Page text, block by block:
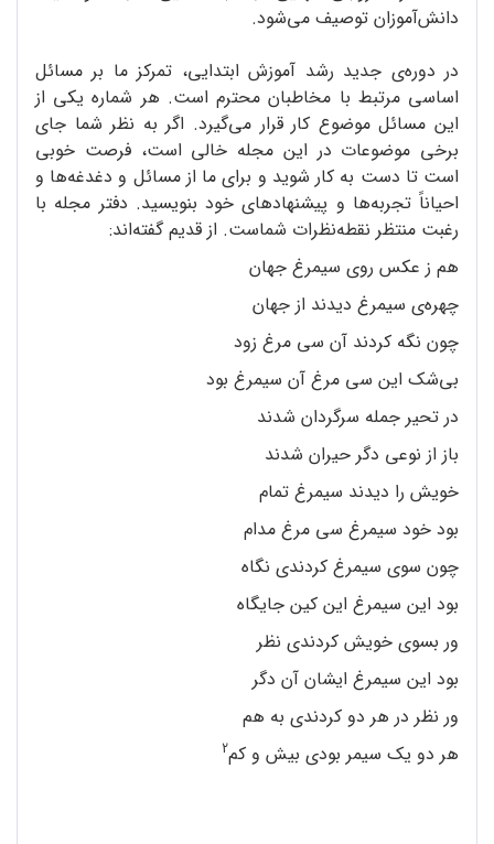
دانش‌آموزان توصیف می‌شود.
در دوره‌ی جدید رشد آموزش ابتدایی، تمرکز ما بر مسائل
اساسی مرتبط با مخاطبان محترم است. هر شماره یکی از
این مسائل موضوع کار قرار می‌گیرد. اگر به نظر شما جای
برخی موضوعات در این مجله خالی است، فرصت خوبی
است تا دست به کار شوید و برای ما از مسائل و دغدغه‌ها و
احیاناً تجربه‌ها و پیشنهادهای خود بنویسید. دفتر مجله با
رغبت منتظر نقطه‌نظرات شماست. از قدیم گفته‌اند:
هم ز عکس روی سیمرغ جهان
چهره‌ی سیمرغ دیدند از جهان
چون نگه کردند آن سی مرغ زود
بی‌شک این سی مرغ آن سیمرغ بود
در تحیر جمله سرگردان شدند
باز از نوعی دگر حیران شدند
خویش را دیدند سیمرغ تمام
بود خود سیمرغ سی مرغ مدام
چون سوی سیمرغ کردندی نگاه
بود این سیمرغ این کین جایگاه
ور بسوی خویش کردندی نظر
بود این سیمرغ ایشان آن دگر
ور نظر در هر دو کردندی به هم
هر دو یک سیمر بودی بیش و کم2